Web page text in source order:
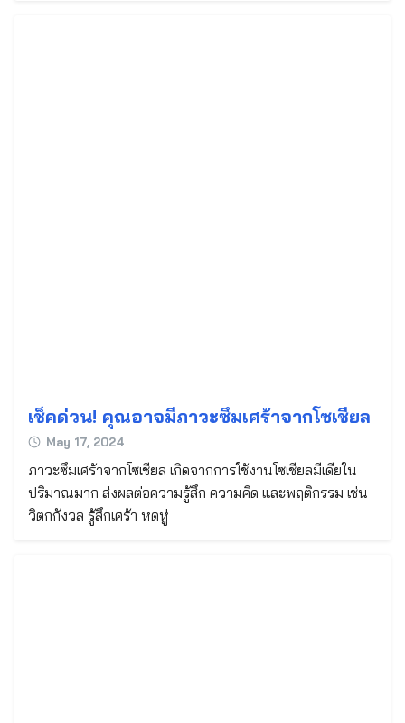
เช็คด่วน! คุณอาจมีภาวะซึมเศร้าจากโซเชียล
May 17, 2024
ภาวะซึมเศร้าจากโซเชียล เกิดจากการใช้งานโซเชียลมีเดียใน
ปริมาณมาก ส่งผลต่อความรู้สึก ความคิด และพฤติกรรม เช่น
วิตกกังวล รู้สึกเศร้า หดหู่